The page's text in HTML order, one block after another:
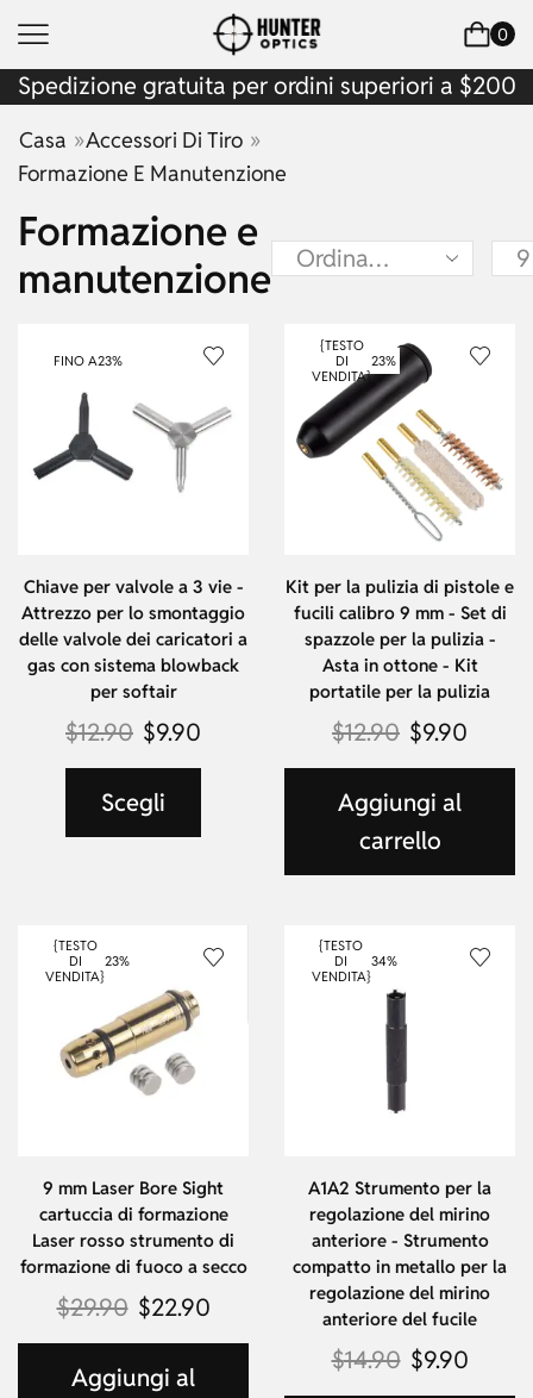
0
Spedizione gratuita per ordini superiori a $200
Casa »Accessori Di Tiro »
Formazione E Manutenzione
Formazione e
manutenzione
FINO A23%
Chiave per valvole a 3 vie -
Attrezzo per lo smontaggio
delle valvole dei caricatori a
gas con sistema blowback
per softair
$12.90 $9.90
Scegli
{TESTO
DI
VENDITA}
23%
Kit per la pulizia di pistole e
fucili calibro 9 mm - Set di
spazzole per la pulizia -
Asta in ottone - Kit
portatile per la pulizia
$12.90 $9.90
Aggiungi al
carrello
{TESTO
DI
VENDITA}
23%
9 mm Laser Bore Sight
cartuccia di formazione
Laser rosso strumento di
formazione di fuoco a secco
$29.90 $22.90
Aggiungi al
{TESTO
DI
VENDITA}
34%
A1A2 Strumento per la
regolazione del mirino
anteriore - Strumento
compatto in metallo per la
regolazione del mirino
anteriore del fucile
$14.90 $9.90